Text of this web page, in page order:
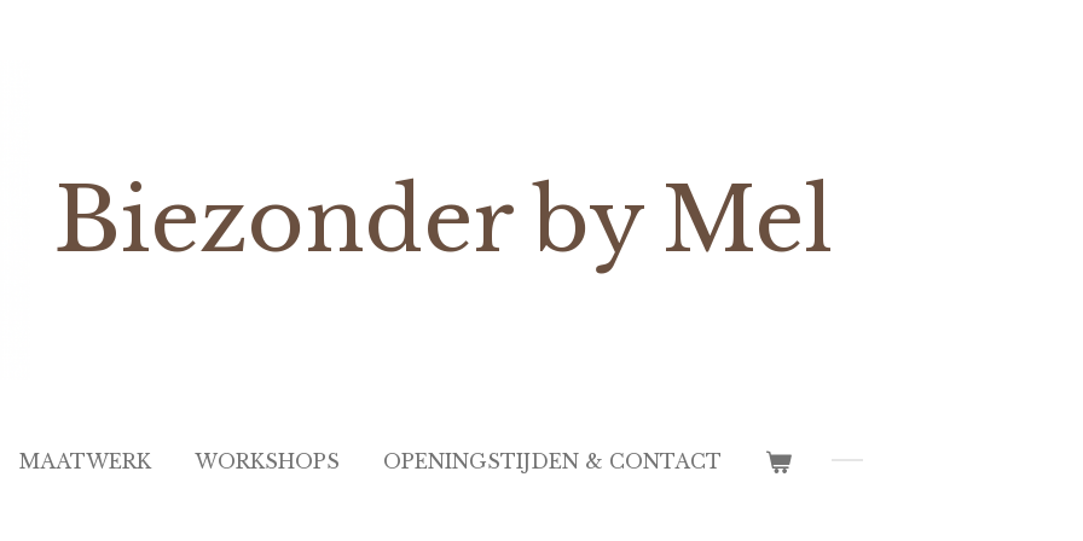
Biezonderby Mel
MAATWERK WORKSHOPS OPENINGSTIJDEN & CONTACT